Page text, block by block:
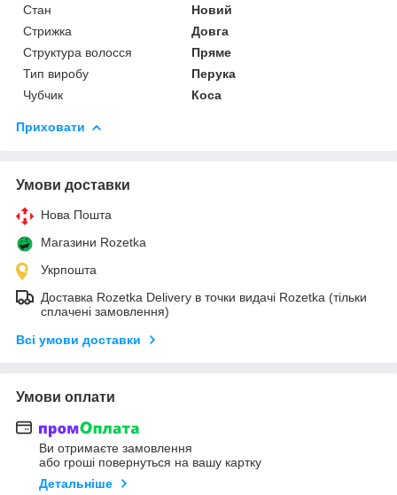
Стан
Новий
Стрижка
Довга
Структура волосся
Пряме
Тип виробу
Перука
Чубчик
Коса
Приховати
Умови доставки
Нова Пошта
Магазини Rozetka
Укрпошта
Доставка Rozetka Delivery в точки видачі Rozetka (тільки
сплачені замовлення)
Всі умови доставки
Умови оплати
Ви отримаєте замовлення
або гроші повернуться на вашу картку
Детальніше